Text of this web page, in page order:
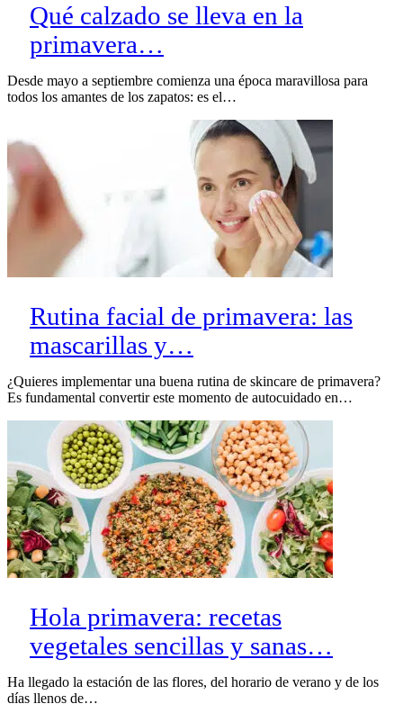
Qué calzado se lleva en la
primavera…
Desde mayo a septiembre comienza una época maravillosa para
todos los amantes de los zapatos: es el…
Rutina facial de primavera: las
mascarillas y…
¿Quieres implementar una buena rutina de skincare de primavera?
Es fundamental convertir este momento de autocuidado en…
Hola primavera: recetas
vegetales sencillas y sanas…
Ha llegado la estación de las flores, del horario de verano y de los
días llenos de…